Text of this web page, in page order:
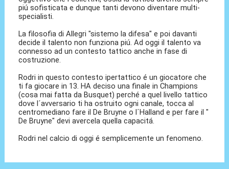
piú sofisticata e dunque tanti devono diventare multi-
specialisti.
La filosofia di Allegri "sistemo la difesa" e poi davanti
decide il talento non funziona piú. Ad oggi il talento va
connesso ad un contesto tattico anche in fase di
costruzione.
Rodri in questo contesto ipertattico é un giocatore che
ti fa giocare in 13. HA deciso una finale in Champions
(cosa mai fatta da Busquet) perché a quel livello tattico
dove l´avversario ti ha ostruito ogni canale, tocca al
centromediano fare il De Bruyne o l´Halland e per fare il "
De Bruyne" devi avercela quella capacitá.
Rodri nel calcio di oggi é semplicemente un fenomeno.